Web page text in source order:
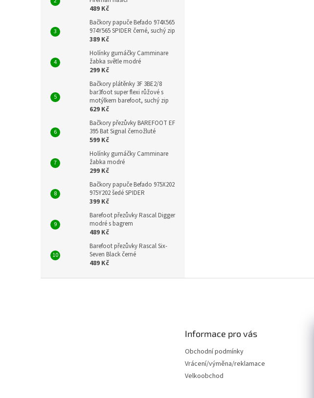
489 Kč
Bačkory papuče Befado 974X565
974Y565 SPIDER černé, suchý zip
389 Kč
Holínky gumáčky Camminare
žabka světle modré
299 Kč
Bačkory plátěnky 3F 3BE2/8
bar3foot super flexi růžové s
motýlkem barefoot, suchý zip
629 Kč
Bačkory přezůvky BAREFOOT EF
395 Bat Signal černožluté
599 Kč
Holínky gumáčky Camminare
žabka modré
299 Kč
Bačkory papuče Befado 975X202
975Y202 šedé SPIDER
399 Kč
Barefoot přezůvky Rascal Digger
modré s bagrem
489 Kč
Barefoot přezůvky Rascal Six-
Seven Black černé
489 Kč
Informace pro vás
Obchodní podmínky
Vrácení/výměna/reklamace
Velkoobchod